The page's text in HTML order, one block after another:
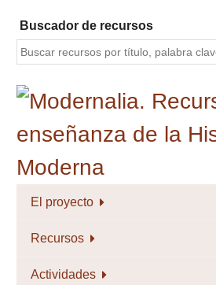
contenido
principal
Buscador de recursos
El proyecto
Recursos
Actividades